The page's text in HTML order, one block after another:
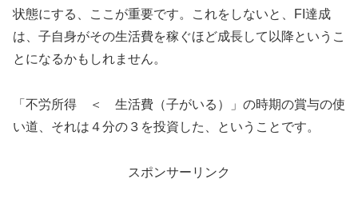
状態にする、ここが重要です。これをしないと、FI達成
は、子自身がその生活費を稼ぐほど成長して以降というこ
とになるかもしれません。
「不労所得 ＜ 生活費（子がいる）」の時期の賞与の使
い道、それは４分の３を投資した、ということです。
スポンサーリンク